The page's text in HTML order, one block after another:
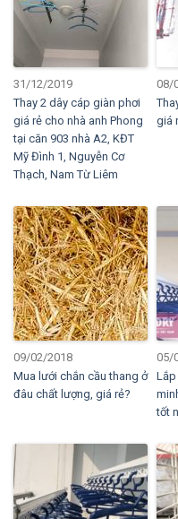
31/12/2019
Thay 2 dây cáp giàn phơi
giá rẻ cho nhà anh Phong
tại căn 903 nhà A2, KĐT
Mỹ Đình 1, Nguyễn Cơ
Thạch, Nam Từ Liêm
08/
giá
09/02/2018
Mua lưới chắn cầu thang ở
đâu chất lượng, giá rẻ?
05/
tốt